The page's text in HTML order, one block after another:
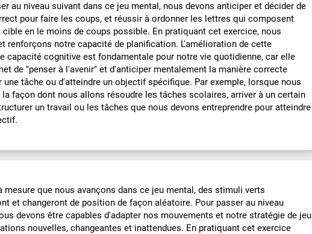
au niveau suivant dans ce jeu mental, nous devons anticiper et décider de
pour faire les coups, et réussir à ordonner les lettres qui composent
en le moins de coups possible. En pratiquant cet exercice, nous
renforçons notre capacité de planification. L'amélioration de cette
capacité cognitive est fondamentale pour notre vie quotidienne, car elle
de "penser à l'avenir" et d'anticiper mentalement la manière correcte
une tâche ou d'atteindre un objectif spécifique. Par exemple, lorsque nous
façon dont nous allons résoudre les tâches scolaires, arriver à un certain
un travail ou les tâches que nous devons entreprendre pour atteindre
mesure que nous avançons dans ce jeu mental, des stimuli verts
et changeront de position de façon aléatoire. Pour passer au niveau
devons être capables d'adapter nos mouvements et notre stratégie de jeu
nouvelles, changeantes et inattendues. En pratiquant cet exercice